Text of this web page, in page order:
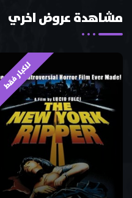
مشاهدة عروض اخري
للكبار فقط